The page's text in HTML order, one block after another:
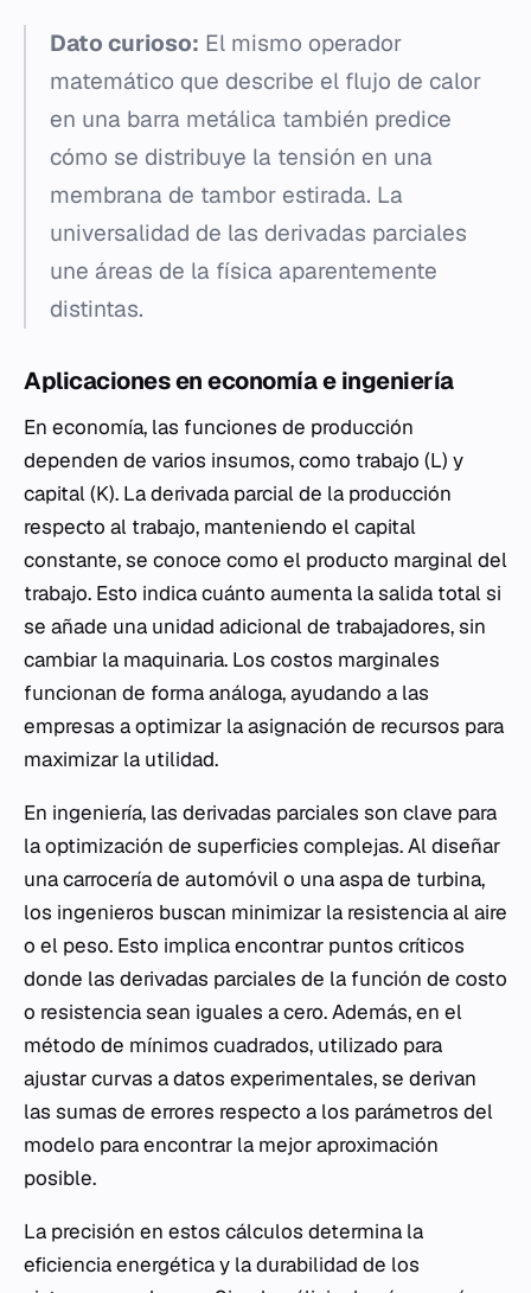
Dato curioso: El mismo operador
matemático que describe el flujo de calor
en una barra metálica también predice
cómo se distribuye la tensión en una
membrana de tambor estirada. La
universalidad de las derivadas parciales
une áreas de la física aparentemente
distintas.
Aplicaciones en economía e ingeniería
En economía, las funciones de producción
dependen de varios insumos, como trabajo (L) y
capital (K). La derivada parcial de la producción
respecto al trabajo, manteniendo el capital
constante, se conoce como el producto marginal del
trabajo. Esto indica cuánto aumenta la salida total si
se añade una unidad adicional de trabajadores, sin
cambiar la maquinaria. Los costos marginales
funcionan de forma análoga, ayudando a las
empresas a optimizar la asignación de recursos para
maximizar la utilidad.
En ingeniería, las derivadas parciales son clave para
la optimización de superficies complejas. Al diseñar
una carrocería de automóvil o una aspa de turbina,
los ingenieros buscan minimizar la resistencia al aire
o el peso. Esto implica encontrar puntos críticos
donde las derivadas parciales de la función de costo
o resistencia sean iguales a cero. Además, en el
método de mínimos cuadrados, utilizado para
ajustar curvas a datos experimentales, se derivan
las sumas de errores respecto a los parámetros del
modelo para encontrar la mejor aproximación
posible.
La precisión en estos cálculos determina la
eficiencia energética y la durabilidad de los